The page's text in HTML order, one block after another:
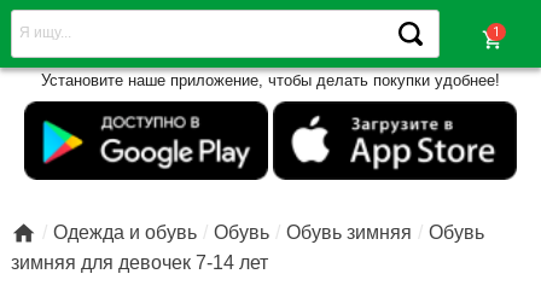
shopping_cart
Установите наше приложение, чтобы делать покупки удобнее!
 Одежда и обувь Обувь Обувь зимняя
Обувь
зимняя для девочек 7-14 лет